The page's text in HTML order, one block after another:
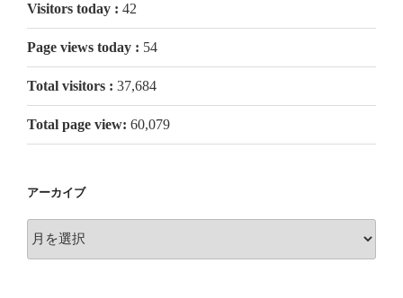
Visitors today : 42
Page views today : 54
Total visitors : 37,684
Total page view: 60,079
アーカイブ
ー